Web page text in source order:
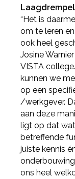
“Het is
om te leren
ook heel
Josine
VISTA
kunnen we
op een
/werkgever.
aan deze
ligt op dat
betreffende
juiste kennis
ons heel